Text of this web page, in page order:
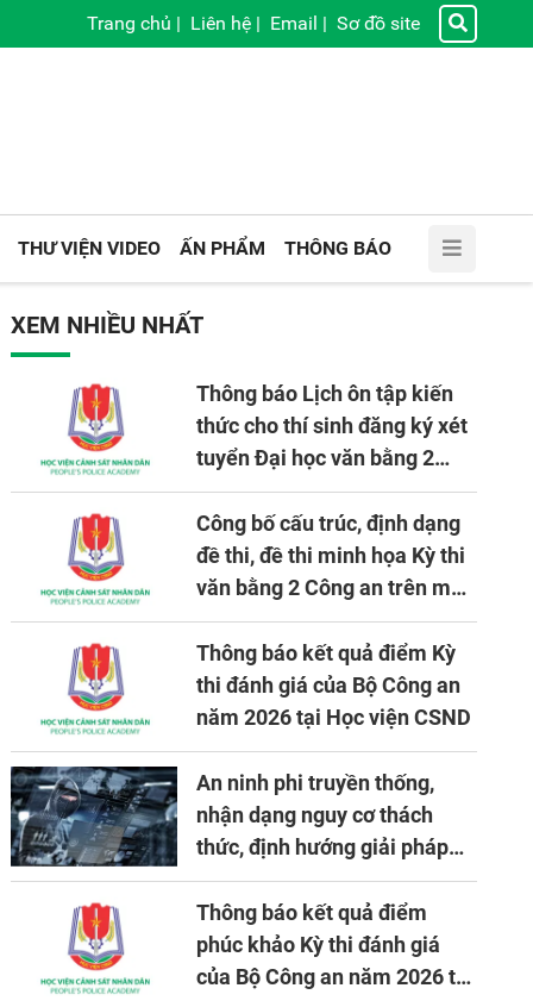
Trang chủ | Liên hệ | Email | Sơ đồ site
THƯ VIỆN VIDEO ẤN PHẨM THÔNG BÁO
XEM NHIỀU NHẤT
Thông báo Lịch ôn tập kiến
thức cho thí sinh đăng ký xét
tuyển Đại học văn bằng 2
tuyển mới, mở tại Học viện
CSND năm học 2026 - 2027
Công bố cấu trúc, định dạng
đề thi, đề thi minh họa Kỳ thi
văn bằng 2 Công an trên máy
tính
Thông báo kết quả điểm Kỳ
thi đánh giá của Bộ Công an
năm 2026 tại Học viện CSND
An ninh phi truyền thống,
nhận dạng nguy cơ thách
thức, định hướng giải pháp
đảm bảo an ninh quốc gia
trong tình hình hiện nay
Thông báo kết quả điểm
phúc khảo Kỳ thi đánh giá
của Bộ Công an năm 2026 tại